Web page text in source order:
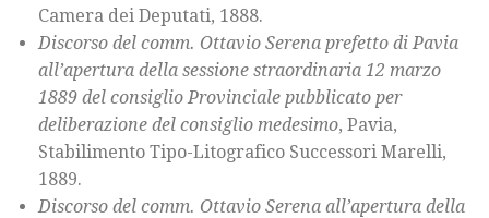
Camera dei Deputati, 1888.
Discorso del comm. Ottavio Serena prefetto di Pavia
all’apertura della sessione straordinaria 12 marzo
1889 del consiglio Provinciale pubblicato per
deliberazione del consiglio medesimo, Pavia,
Stabilimento Tipo-Litografico Successori Marelli,
1889.
Discorso del comm. Ottavio Serena all’apertura della